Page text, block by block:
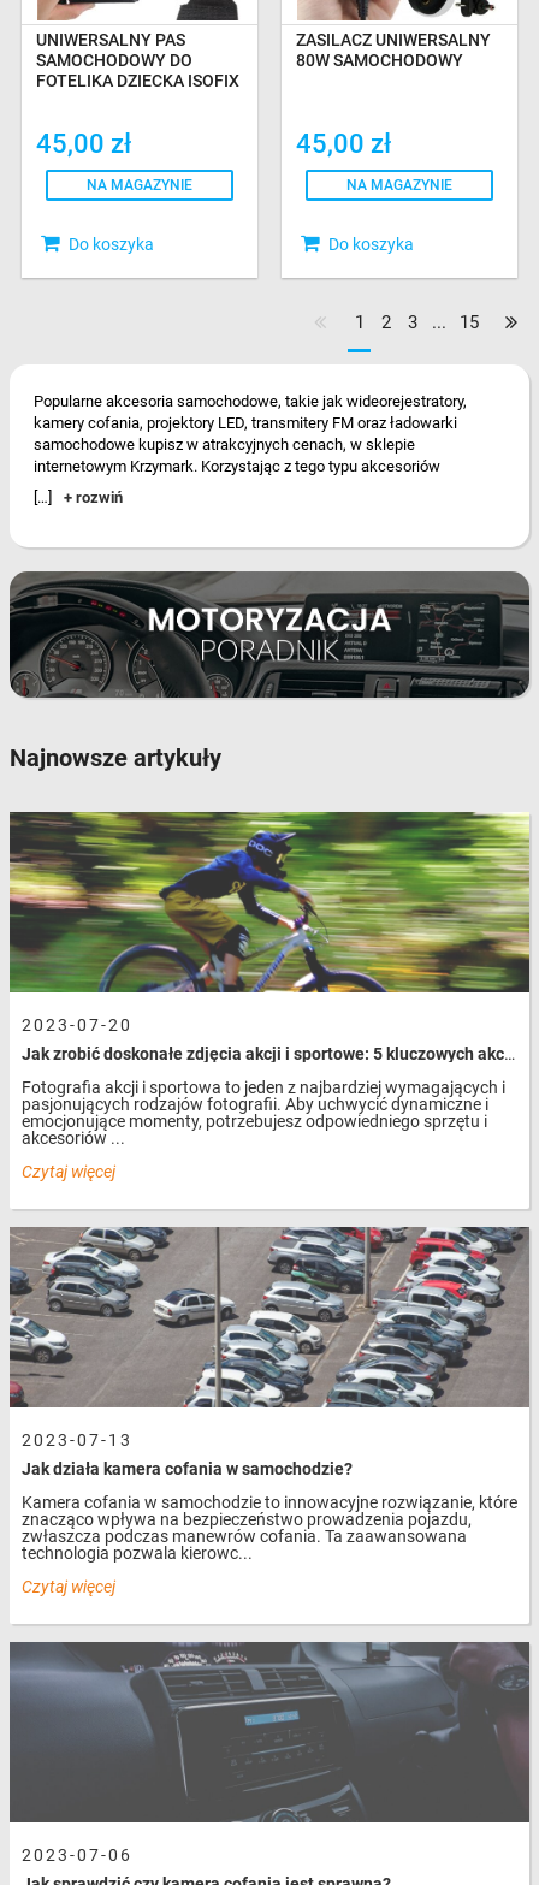
UNIWERSALNY PAS
SAMOCHODOWY DO
FOTELIKA DZIECKA ISOFIX
45,00 zł
NA MAGAZYNIE
Do koszyka
ZASILACZ UNIWERSALNY
80W SAMOCHODOWY
45,00 zł
NA MAGAZYNIE
Do koszyka
1 2 3 ... 15
Popularne akcesoria samochodowe, takie jak wideorejestratory,
kamery cofania, projektory LED, transmitery FM oraz ładowarki
samochodowe kupisz w atrakcyjnych cenach, w sklepie
internetowym Krzymark. Korzystając z tego typu akcesoriów
samochodowych, otrzymujesz dodatkowe funkcje oraz masz
większą kontrolę nad otaczającymi Cię sytuacjami na drodze.
wyposażenia samochodu oraz dostosowania go do własnych
potrzeb. Sprawdź o jakie akcesoria samochodowe możesz
wzbogacić swoje auto.
Akcesoria samochodowe - uchwyty,
ładowarki, kamery, narzędzia
mają za zadanie zapewnić bezpieczeństwo. Warto wiedzieć, że
samochodu. W ofercie są również różnego typu uchwyty do
telefonów i tabletów. Niezbędne w każdej podróży ładowarki, kable,
rozdzielacze dające możliwość podpięcia kilku urządzeń. Zobacz
dostępne produkty, poznaj ich funkcje i zdecyduj, które akcesoria
samochodowe mogą Ci się przydać. Dla pasjonatów motoryzacji
mamy narzędzia warsztatowe - sprawdź to.
Akcesoria samochodowe w sklepie
internetowym Krzymark
Akcesoria samochodowe dedykowane są do konkretnych modeli
samochodów, dlatego koniecznie sprawdź czy wybrane gadżety
pasują do posiadanego samochodu. Wszystkie akcesoria
samochodowe posiadają opis i specyfikację, która znacznie ułatwia
wybór odpowiedniego produktu. W razie pytań zawsze możesz
skontaktować się z obsługą sklepu, która udzieli niezbędnych
informacji o poszukiwanych akcesoriach samochodowych.
....
[…] + rozwiń
Najnowsze artykuły
2023-07-20
Jak zrobić doskonałe zdjęcia akcji i sportowe: 5 kluczowych akcesoriów, które Ci w tym pomogą
Fotografia akcji i sportowa to jeden z najbardziej wymagających i
pasjonujących rodzajów fotografii. Aby uchwycić dynamiczne i
emocjonujące momenty, potrzebujesz odpowiedniego sprzętu i
akcesoriów ...
Czytaj więcej
2023-07-13
Jak działa kamera cofania w samochodzie?
Kamera cofania w samochodzie to innowacyjne rozwiązanie, które
znacząco wpływa na bezpieczeństwo prowadzenia pojazdu,
zwłaszcza podczas manewrów cofania. Ta zaawansowana
technologia pozwala kierowc...
Czytaj więcej
2023-07-06